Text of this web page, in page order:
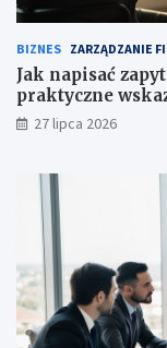
BIZNES ZARZĄDZANIE
Jak napisać
praktyczne
27 lipca 2026